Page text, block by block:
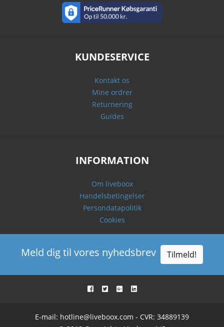
KUNDESERVICE
Kontakt os
Mine ordrer
Returnering
Guides
INFORMATION
Om liveboox
Handelsbetingelser
Persondatapolitik
Cookies
Meld dig til vores nyhedsbrev Tilmeld!
E-mail: hotline@liveboox.com - CVR: 34889139